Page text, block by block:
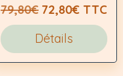
79,80€ 72,80€ TTC
Détails